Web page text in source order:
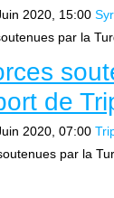
2020, 15:00
par la
de
2020, 07:00
par la